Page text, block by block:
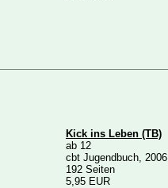
Kick ins Leben (TB)
ab 12
cbt Jugendbuch, 2006
192 Seiten
5,95 EUR